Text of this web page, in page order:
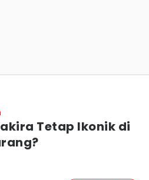
Tetap Ikonik di